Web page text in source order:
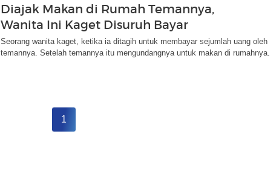
Diajak Makan di Rumah Temannya,
Wanita Ini Kaget Disuruh Bayar
Seorang wanita kaget, ketika ia ditagih untuk membayar sejumlah uang oleh
temannya. Setelah temannya itu mengundangnya untuk makan di rumahnya.
1